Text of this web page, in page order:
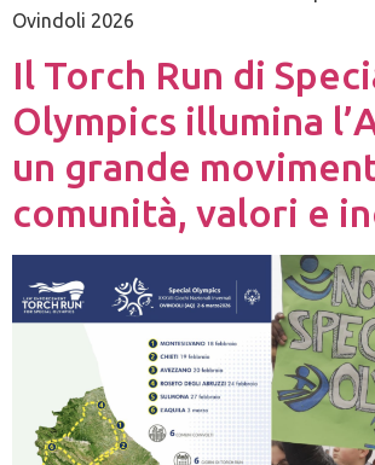
Ovindoli 2026
Il Torch Run di
Olympics illumina
un grande
comunità, valori e